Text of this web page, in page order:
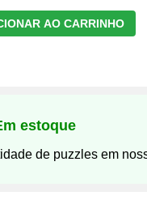
AO CARRINHO
estoque
de puzzles em